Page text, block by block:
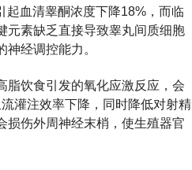
起血清睾酮浓度下降18%，而临
元素缺乏直接导致睾丸间质细胞
经调控能力。
脂饮食引发的氧化应激反应，会
灌注效率下降，同时降低对射精
损伤外周神经末梢，使生殖器官